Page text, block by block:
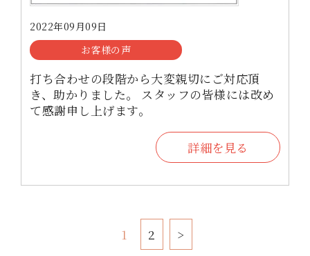
2022年09月09日
お客様の声
打ち合わせの段階から大変親切にご対応頂
き、助かりました。 スタッフの皆様には改め
て感謝申し上げます。
詳細を見る
1 2 >